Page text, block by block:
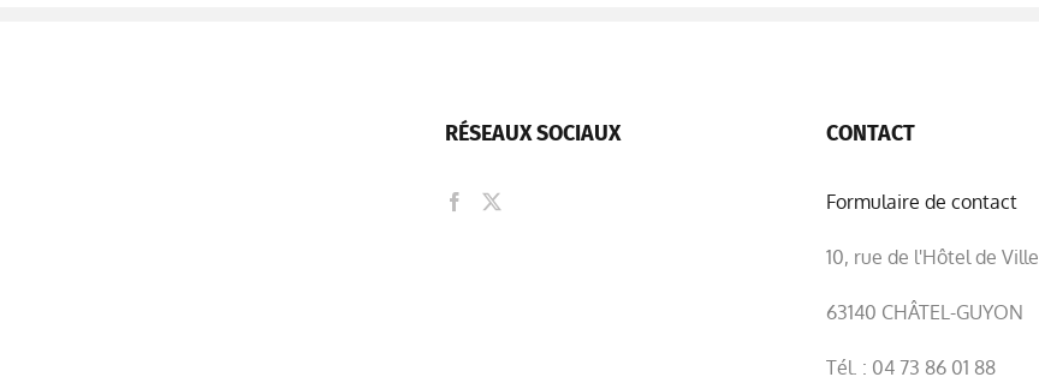
RÉSEAUX SOCIAUX CONTACT
Formulaire de contact
10, rue de l'Hôtel de Ville
63140 CHÂTEL-GUYON
Tél. : 04 73 86 01 88